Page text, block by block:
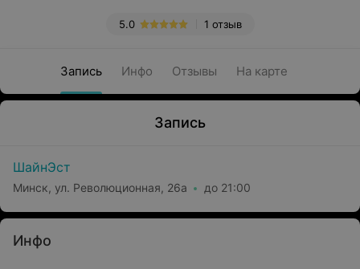
1 отзыв
5.0
Запись Инфо Отзывы На карте
Запись
ШайнЭст
Минск, ул. Революционная, 26а до 21:00
Инфо